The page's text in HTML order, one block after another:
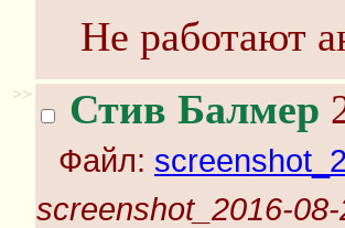
Не работают
>> Стив Балмер
Файл:
screenshot_2016-